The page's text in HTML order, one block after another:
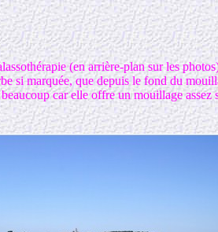
(en arrière-plan sur les
si marquée, que depuis le fond du
car elle offre un mouillage